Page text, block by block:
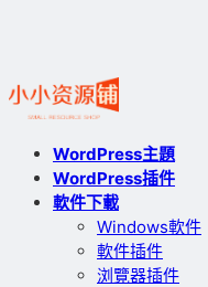
WordPress主題
WordPress插件
軟件下載
Windows軟件
軟件插件
浏覽器插件